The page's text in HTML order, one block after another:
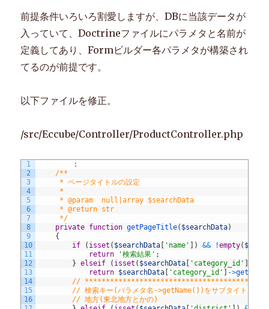
字
数
を
変
更
る
に
前提条件いろいろ割愛しますが、DBに当該データが
入っていて、Doctrineファイルにパラメタと名前が
定義してあり、Formビルダー各パラメタが構築され
てるのが前提です。
以下ファイルを修正。
/src/Eccube/Controller/ProductController.php
1
2
3
4
5
6
7
8
9
10
11
12
13
14
15
16
：
/**
* ページタイトルの設定
*
* @param  null|array $searchData
* @return str
*/
private function getPageTitle( $searchData)
{
if
( isset ( $searchData 'name' ) && !empty(
return
'検索結果' ;
}
elseif ( isset ( $searchData 'category_id'
return $searchData 'category_id' ->getName
//
// 検索キー(パラメタ名->getName())をサブタイトルに
// 地方(東北地方とかの)